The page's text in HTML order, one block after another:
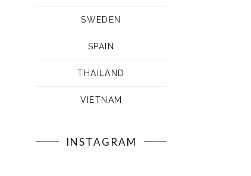
SWEDEN
SPAIN
THAILAND
VIETNAM
INSTAGRAM